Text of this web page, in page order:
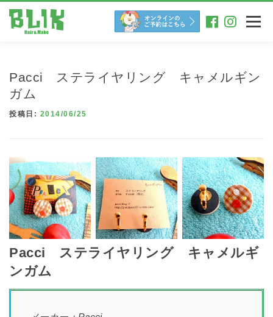
メニュー
Pacci ステライヤリング キャメルギン
ガム
投稿日: 2014/06/25
Pacci ステライヤリング キャメルギ
ンガム